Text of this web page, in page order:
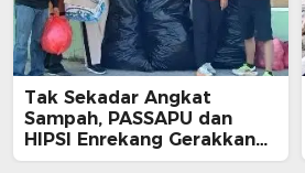
Tak Sekadar Angkat
Sampah, PASSAPU dan
HIPSI Enrekang Gerakkan
Kesadaran Jaga Ruang